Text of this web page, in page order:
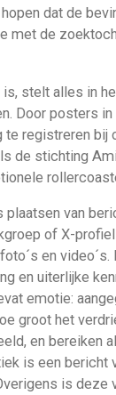
dat de
met de
stelt alles in
Door posters in
te registreren bij
de stichting
van
of X-
en
en uiterlijke
emotie:
groot het
en bereiken
is een bericht
is